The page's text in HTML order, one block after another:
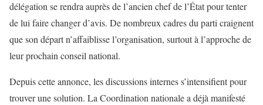
délégation se rendra auprès de l’ancien chef de l’État pour tenter
de lui faire changer d’avis. De nombreux cadres du parti craignent
que son départ n’affaiblisse l’organisation, surtout à l’approche de
leur prochain conseil national.
Depuis cette annonce, les discussions internes s’intensifient pour
trouver une solution. La Coordination nationale a déjà manifesté